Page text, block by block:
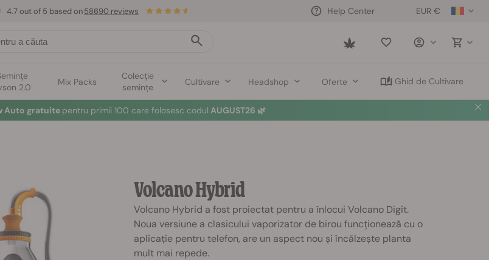
EUR €
Help Center
Saved
2.0
Mix Packs
Colecție
semințe
Cultivare Headshop Oferte Ghid de Cultivare
4.7 out of 5 based on58690 reviews
Auto gratuite pentru primii 100 care folosesc codul AUGUST26 🌿
Volcano Hybrid
Volcano Hybrid a fost proiectat pentru a înlocui Volcano Digit.
Noua versiune a clasicului vaporizator de birou funcționează cu o
aplicație pentru telefon, are un aspect nou și încălzește planta
mult mai repede.